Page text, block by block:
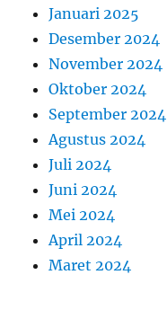
Januari 2025
Desember 2024
November 2024
Oktober 2024
September 2024
Agustus 2024
Juli 2024
Juni 2024
Mei 2024
April 2024
Maret 2024